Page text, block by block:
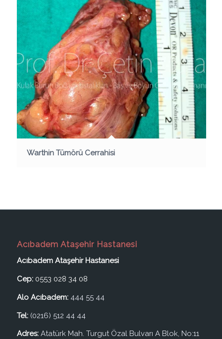
Warthin Tümörü Cerrahisi
Acıbadem Ataşehir Hastanesi
Acıbadem Ataşehir Hastanesi
Cep: 0553 028 34 08
Alo Acıbadem:444 55 44
Tel:(0216) 512 44 44
Adres:Atatürk Mah. Turgut Özal Bulvarı A Blok, No:11